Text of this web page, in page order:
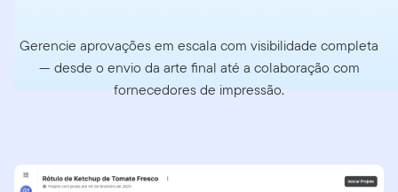
Gerencie aprovações em escala com visibilidade completa
— desde o envio da arte final até a colaboração com
fornecedores de impressão.